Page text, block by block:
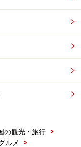
の観光・旅行
>
ルメ
>